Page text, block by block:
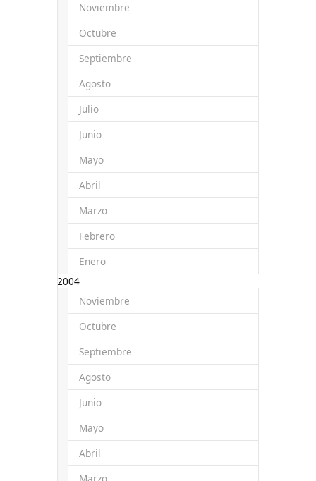
Noviembre
Octubre
Septiembre
Agosto
Julio
Junio
Mayo
Abril
Marzo
Febrero
Enero
2004
Noviembre
Octubre
Septiembre
Agosto
Junio
Mayo
Abril